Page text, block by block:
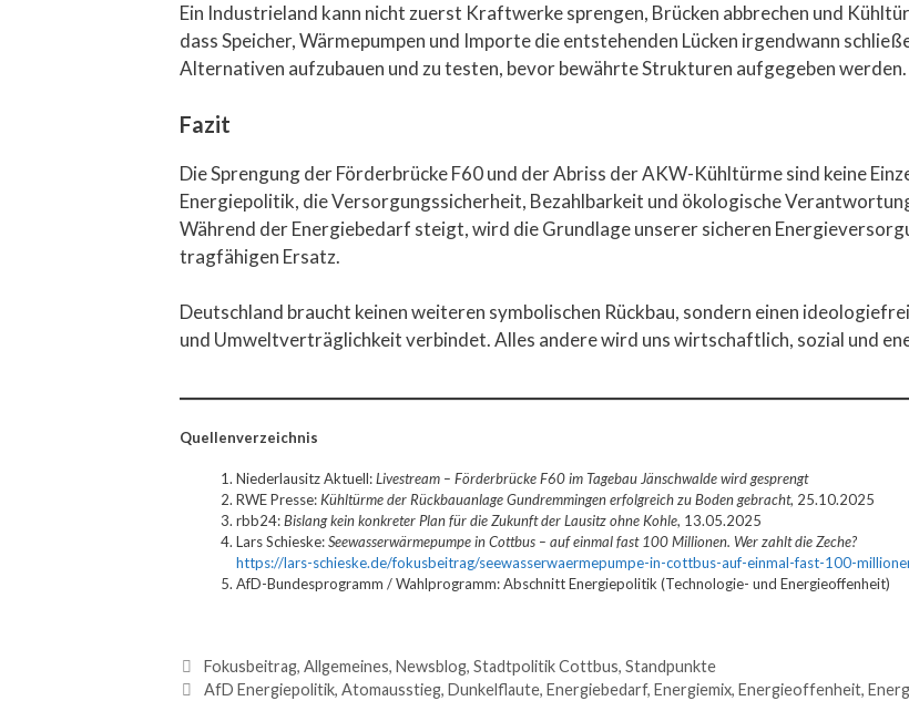
Ein Industrieland kann nicht zuerst Kraftwerke sprengen, Brücken abbrechen und
dass Speicher, Wärmepumpen und Importe die entstehenden Lücken irgendwann
Alternativen aufzubauen und zu testen, bevor bewährte Strukturen aufgegeben werden.
Fazit
Die Sprengung der Förderbrücke F60 und der Abriss der AKW-Kühltürme sind keine
Energiepolitik, die Versorgungssicherheit, Bezahlbarkeit und ökologische
Während der Energiebedarf steigt, wird die Grundlage unserer sicheren
tragfähigen Ersatz.
Deutschland braucht keinen weiteren symbolischen Rückbau, sondern einen
und Umweltverträglichkeit verbindet. Alles andere wird uns wirtschaftlich, sozial und
Quellenverzeichnis
Niederlausitz Aktuell:Livestream – Förderbrücke F60 im Tagebau Jänschwalde wird gesprengt
RWE Presse: Kühltürme der Rückbauanlage Gundremmingen erfolgreich zu Boden gebracht, 25.10.2025
rbb24:Bislang kein konkreter Plan für die Zukunft der Lausitz ohne Kohle, 13.05.2025
Lars Schieske:Seewasserwärmepumpe in Cottbus – auf einmal fast 100 Millionen. Wer zahlt die Zeche?
https://lars-schieske.de/fokusbeitrag/seewasserwaermepumpe-in-cottbus-auf-einmal-fast-100-
AfD-Bundesprogramm / Wahlprogramm: Abschnitt Energiepolitik (Technologie- und Energieoffenheit)
Fokusbeitrag, Allgemeines, Newsblog, Stadtpolitik Cottbus, Standpunkte
AfD Energiepolitik, Atomausstieg, Dunkelflaute, Energiebedarf, Energiemix, Energieoffenheit,